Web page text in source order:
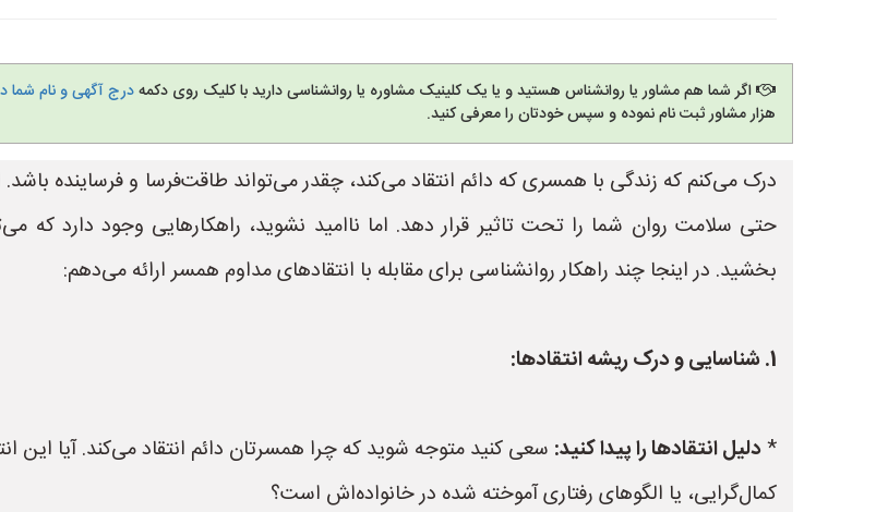
اگر شما هم مشاور یا روانشناس هستید و یا یک کلینیک مشاوره یا روانشناسی دارید با کلیک روی دکمهدرج آگهی و نام شما
هزار مشاور ثبت نام نموده و سپس خودتان را معرفی کنید.
درک می‌کنم که زندگی با همسری که دائم انتقاد می‌کند، چقدر می‌تواند طاقت‌فرسا و فرساینده
حتی سلامت روان شما را تحت تاثیر قرار دهد. اما ناامید نشوید، راهکارهایی وجود دارد که
بخشید. در اینجا چند راهکار روانشناسی برای مقابله با انتقادهای مداوم همسر ارائه می‌دهم:
1. شناسایی و درک ریشه انتقادها:
*دلیل انتقادها را پیدا کنید: سعی کنید متوجه شوید که چرا همسرتان دائم انتقاد می‌کند. آیا این
کمال‌گرایی، یا الگوهای رفتاری آموخته شده در خانواده‌اش است؟